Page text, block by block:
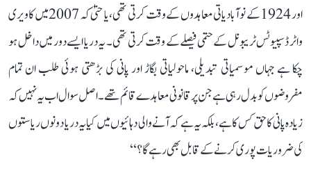
اور 1924 کے نوآبادیاتی معاہدوں کے وقت کرتی تھی، یا حتیٰ کہ 2007 میں کاویری
واٹر ڈسپیوٹس ٹریبونل کے حتمی فیصلے کے وقت کرتی تھی۔ یہ دریا ایسے دور میں داخل ہو
چکا ہے جہاں موسمیاتی تبدیلی، ماحولیاتی بگاڑ اور پانی کی بڑھتی ہوئی طلب ان تمام
مفروضوں کو بدل رہی ہے جن پر قانونی معاہدے قائم تھے۔ اصل سوال اب یہ نہیں کہ
زیادہ پانی کا حق کس کا ہے، بلکہ یہ ہے کہ آنے والی دہائیوں میں کیا یہ دریا دونوں ریاستوں
کی ضروریات پوری کرنے کے قابل بھی رہے گا؟‘‘